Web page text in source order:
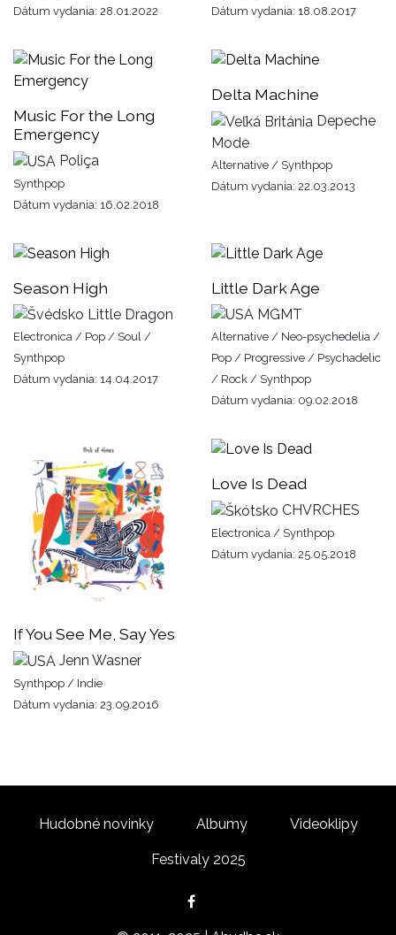
Dátum vydania: 28.01.2022
Dátum vydania: 18.08.2017
Music For the Long
Emergency
Poliça
Synthpop
Dátum vydania: 16.02.2018
Delta Machine
Depeche
Mode
Alternative / Synthpop
Dátum vydania: 22.03.2013
Season High
Little Dragon
Electronica / Pop / Soul /
Synthpop
Dátum vydania: 14.04.2017
Little Dark Age
MGMT
Alternative / Neo-psychedelia /
Pop / Progressive / Psychadelic
/ Rock / Synthpop
Dátum vydania: 09.02.2018
If You See Me, Say Yes
Jenn Wasner
Synthpop / Indie
Dátum vydania: 23.09.2016
Love Is Dead
CHVRCHES
Electronica / Synthpop
Dátum vydania: 25.05.2018
Hudobné novinky Albumy Videoklipy
Festivaly 2025